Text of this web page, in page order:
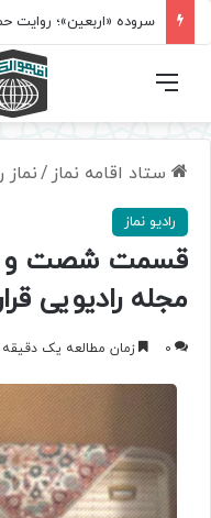
فهرست
ستاد اقامه نماز /نماز
رادیو نماز
قسمت شصت و
مجله رادیویی
0 زمان مطالعه یک دقیقه